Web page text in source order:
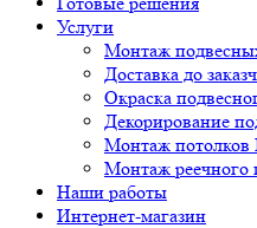
Услуги
Монтаж
Доставка до
Окраска
Декорирование
Монтаж потолков
Монтаж реечного
Наши работы
Интернет-магазин